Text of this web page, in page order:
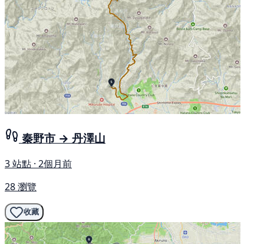
秦野市 → 丹澤山
3 站點 · 2個月前
28 瀏覽
收藏